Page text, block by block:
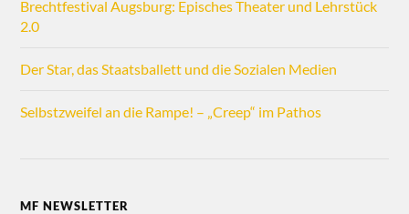
Brechtfestival Augsburg: Episches Theater und Lehrstück
2.0
Der Star, das Staatsballett und die Sozialen Medien
Selbstzweifel an die Rampe! – „Creep“ im Pathos
MF NEWSLETTER